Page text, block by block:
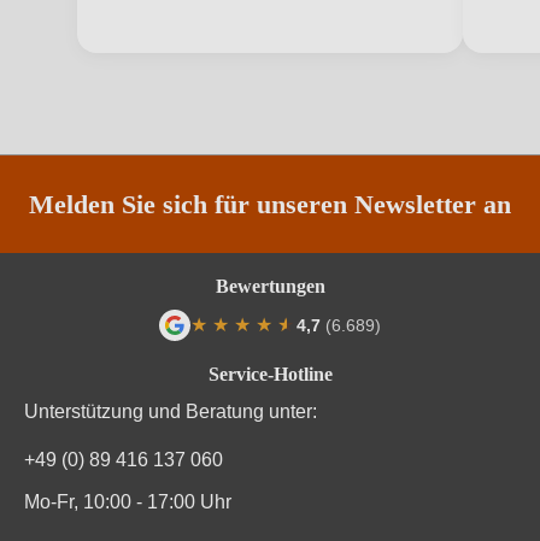
Traubenfarbe
Weinart Weißwein
Melden Sie sich für unseren Newsletter an
Service-Hotline
Unterstützung und Beratung unter:
+49 (0) 89 416 137 060
Mo-Fr, 10:00 - 17:00 Uhr
Bewertungen
★ ★ ★ ★ ★
★ 4,7 (6.689)